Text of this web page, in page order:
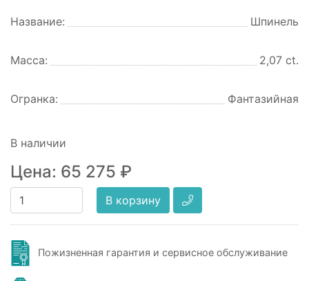
Название: Шпинель
Масса: 2,07 ct.
Огранка: Фантазийная
В наличии
Цена: 65 275 ₽
В корзину
Пожизненная гарантия и сервисное обслуживание